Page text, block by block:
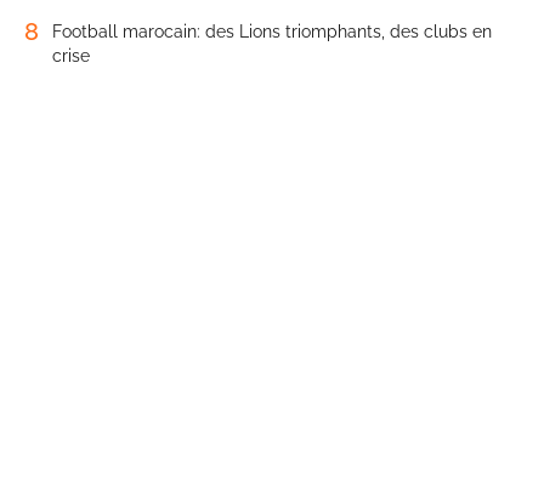
8
Football marocain: des Lions triomphants, des clubs en
crise